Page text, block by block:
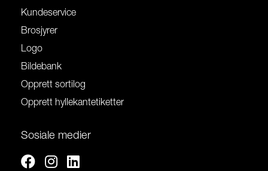
Kundeservice
Brosjyrer
Logo
Bildebank
Opprett sortilog
Opprett hyllekantetiketter
Sosiale medier
FacebookInstagram